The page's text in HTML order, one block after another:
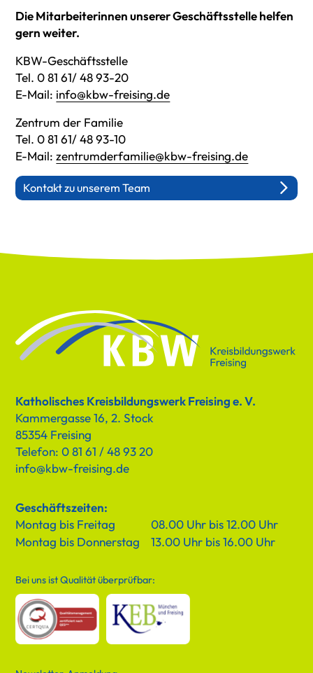
Die Mitarbeiterinnen unserer Geschäftsstelle helfen
gern weiter.
KBW-Geschäftsstelle
Tel. 0 81 61/ 48 93-20
E-Mail: info@kbw-freising.de
Zentrum der Familie
Tel. 0 81 61/ 48 93-10
E-Mail:zentrumderfamilie@kbw-freising.de
Kontakt zu unserem Team
Katholisches Kreisbildungswerk Freising e. V.
Kammergasse 16, 2. Stock
85354 Freising
Telefon: 0 81 61 / 48 93 20
info@kbw-freising.de
Geschäftszeiten:
Montag bis Freitag
08.00 Uhr bis 12.00 Uhr
Montag bis Donnerstag
13.00 Uhr bis 16.00 Uhr
Bei uns ist Qualität überprüfbar: